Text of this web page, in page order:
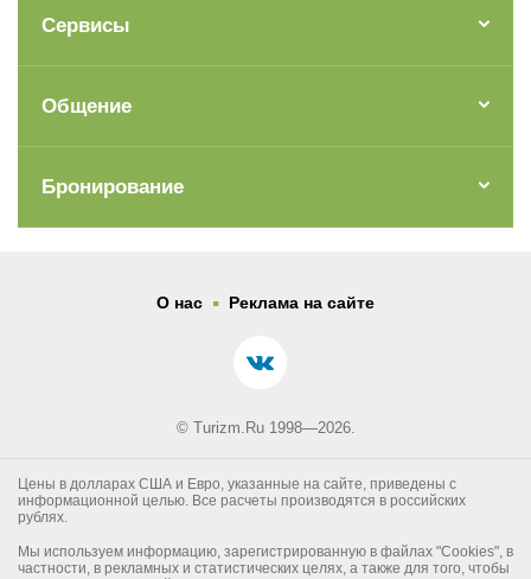
Сервисы
Общение
Бронирование
О нас . Реклама на сайте
© Turizm.Ru 1998—2026.
Цены в долларах США и Евро, указанные на сайте, приведены с
информационной целью. Все расчеты производятся в российских
рублях.
Мы используем информацию, зарегистрированную в файлах "Cookies", в
частности, в рекламных и статистических целях, а также для того, чтобы